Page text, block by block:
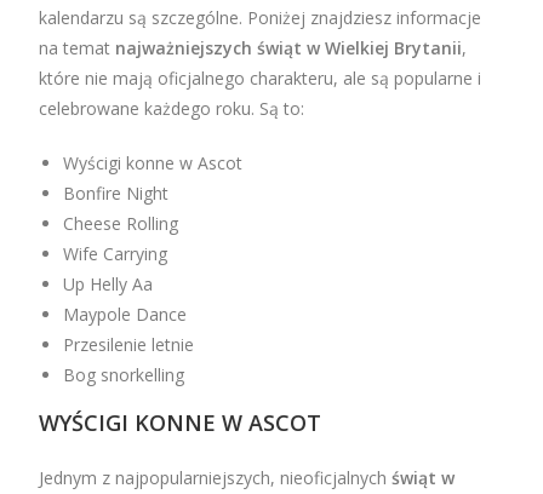
kalendarzu są szczególne. Poniżej znajdziesz informacje
na temat najważniejszych świąt w Wielkiej Brytanii,
które nie mają oficjalnego charakteru, ale są popularne i
celebrowane każdego roku. Są to:
Wyścigi konne w Ascot
Bonfire Night
Cheese Rolling
Wife Carrying
Up Helly Aa
Maypole Dance
Przesilenie letnie
Bog snorkelling
WYŚCIGI KONNE W ASCOT
Jednym z najpopularniejszych, nieoficjalnychświąt w